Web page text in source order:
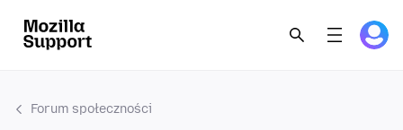
Forum społeczności